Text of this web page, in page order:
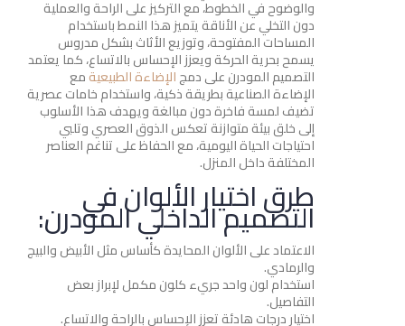
والوضوح في الخطوط، مع التركيز على الراحة والعملية
دون التخلي عن الأناقة يتميز هذا النمط باستخدام
المساحات المفتوحة، وتوزيع الأثاث بشكل مدروس
يسمح بحرية الحركة ويعزز الإحساس بالاتساع، كما يعتمد
التصميم المودرن على دمجالإضاءة الطبيعيةمع
الإضاءة الصناعية بطريقة ذكية، واستخدام خامات عصرية
تضيف لمسة فاخرة دون مبالغة ويهدف هذا الأسلوب
إلى خلق بيئة متوازنة تعكس الذوق العصري وتلبي
احتياجات الحياة اليومية، مع الحفاظ على تناغم العناصر
المختلفة داخل المنزل.
طرق اختيار الألوان في
التصميم الداخلي المودرن:
الاعتماد على الألوان المحايدة كأساس مثل الأبيض والبيج
والرمادي.
استخدام لون واحد جريء كلون مكمل لإبراز بعض
التفاصيل.
اختيار درجات هادئة تعزز الإحساس بالراحة والاتساع.